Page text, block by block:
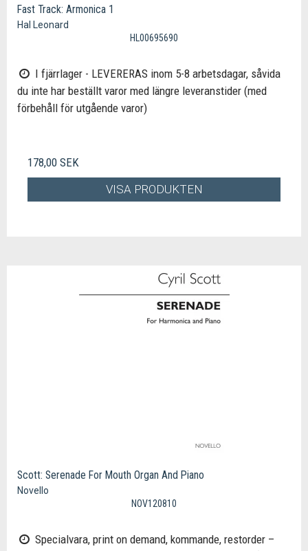
Fast Track: Armonica 1
Hal Leonard
HL00695690
I fjärrlager - LEVERERAS inom 5-8 arbetsdagar, såvida
du inte har beställt varor med längre leveranstider (med
förbehåll för utgående varor)
178,00 SEK
VISA PRODUKTEN
Scott: Serenade For Mouth Organ And Piano
Novello
NOV120810
Specialvara, print on demand, kommande, restorder –